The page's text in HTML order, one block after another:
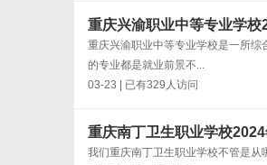
重庆兴渝职业中等专业学
重庆兴渝职业中等专业学校是一所
的专业都是就业前景不...
03-23 | 已有329人访问
重庆南丁卫生职业学校
我们重庆南丁卫生职业学校不管是